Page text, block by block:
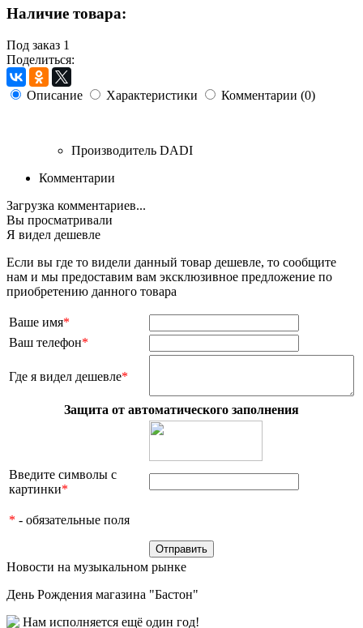
Наличие товара:
Под заказ 1
Поделиться:
Описание Характеристики Комментарии (0)
Производитель DADI
Комментарии
Загрузка комментариев...
Вы просматривали
Я видел дешевле
Если вы где то видели данный товар дешевле, то сообщите
нам и мы предоставим вам эксклюзивное предложение по
приобретению данного товара
Ваше имя*
Ваш телефон*
Где я видел дешевле*
Защита от автоматического заполнения
Введите символы с
картинки*
* - обязательные поля
Новости на музыкальном рынке
День Рождения магазина "Бастон"
Нам исполняется ещё один год!